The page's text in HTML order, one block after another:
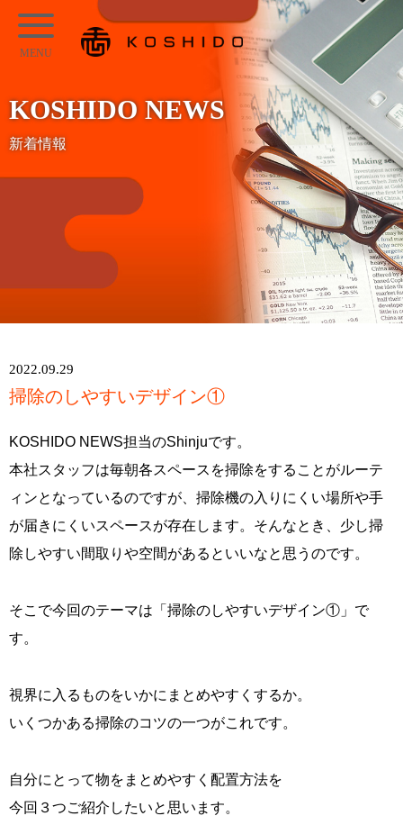
コ
ン
テ
ン
キ
ッ
KOSHIDO
メ
ュ
ー
KOSHIDO NEWS
新着情報
2022.09.29
掃除のしやすいデザイン①
KOSHIDO NEWS担当のShinjuです。
本社スタッフは毎朝各スペースを掃除をすることがルーテ
ィンとなっているのですが、掃除機の入りにくい場所や手
が届きにくいスペースが存在します。そんなとき、少し掃
除しやすい間取りや空間があるといいなと思うのです。
そこで今回のテーマは「掃除のしやすいデザイン①」で
す。
視界に入るものをいかにまとめやすくするか。
いくつかある掃除のコツの一つがこれです。
自分にとって物をまとめやすく配置方法を
今回３つご紹介したいと思います。